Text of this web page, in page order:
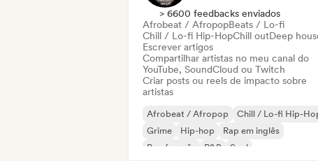
> 6600 feedbacks enviados
Afrobeat / AfropopBeats / Lo-fi
Chill / Lo-fi Hip-HopChill outDeep
Escrever artigos
Compartilhar artistas no meu canal do
YouTube, SoundCloud ou Twitch
Criar posts ou reels de impacto sobre
artistas
Afrobeat / Afropop
Chill / Lo-fi Hip-
Grime
Hip-hop
Rap em inglês
Rap francês
R&B Soul